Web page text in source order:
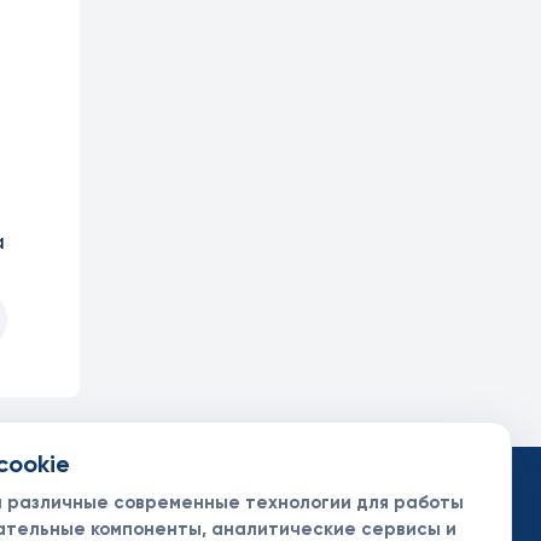
и партнеры
различные современные технологии для работы
компоненты, аналитические сервисы и